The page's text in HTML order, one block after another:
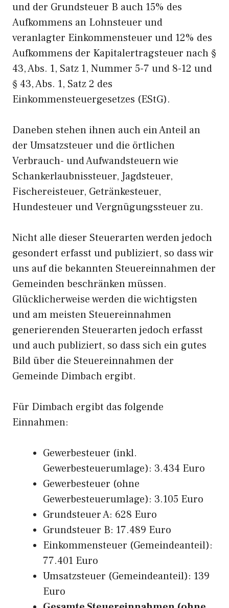
und der Grundsteuer B auch 15% des
Aufkommens an Lohnsteuer und
veranlagter Einkommensteuer und 12% des
Aufkommens der Kapitalertragsteuer nach §
43, Abs. 1, Satz 1, Nummer 5-7 und 8-12 und
§ 43, Abs. 1, Satz 2 des
Einkommensteuergesetzes (EStG).
Daneben stehen ihnen auch ein Anteil an
der Umsatzsteuer und die örtlichen
Verbrauch- und Aufwandsteuern wie
Schankerlaubnissteuer, Jagdsteuer,
Fischereisteuer, Getränkesteuer,
Hundesteuer und Vergnügungssteuer zu.
Nicht alle dieser Steuerarten werden jedoch
gesondert erfasst und publiziert, so dass wir
uns auf die bekannten Steuereinnahmen der
Gemeinden beschränken müssen.
Glücklicherweise werden die wichtigsten
und am meisten Steuereinnahmen
generierenden Steuerarten jedoch erfasst
und auch publiziert, so dass sich ein gutes
Bild über die Steuereinnahmen der
Gemeinde Dimbach ergibt.
Für Dimbach ergibt das folgende
Einnahmen:
Gewerbesteuer (inkl.
Gewerbesteuerumlage): 3.434 Euro
Gewerbesteuer (ohne
Gewerbesteuerumlage): 3.105 Euro
Grundsteuer A: 628 Euro
Grundsteuer B: 17.489 Euro
Einkommensteuer (Gemeindeanteil):
77.401 Euro
Umsatzsteuer (Gemeindeanteil): 139
Euro